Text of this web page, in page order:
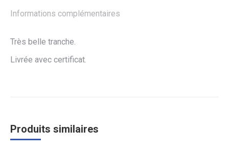
Informations complémentaires
Très belle tranche.
Livrée avec certificat.
Produits similaires